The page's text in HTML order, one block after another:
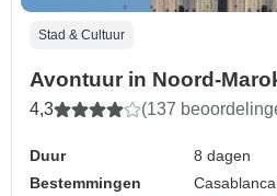
Stad & Cultuur
Avontuur in Noord-
4,3 (137
Duur
8 dagen
Bestemmingen